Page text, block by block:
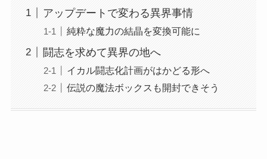
アップデートで変わる異界事情
純粋な魔力の結晶を変換可能に
闘志を求めて異界の地へ
イカル闘志化計画がはかどる形へ
伝説の魔法ボックスも開封できそう